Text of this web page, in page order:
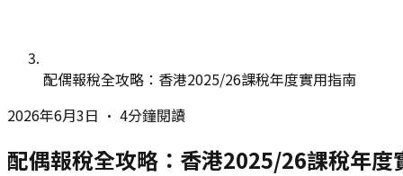
配偶報稅全攻略：香港2025/26課稅年度實用指南
2026年6月3日 • 4分鐘閱讀
配偶報稅全攻略：香港2025/26課稅年度